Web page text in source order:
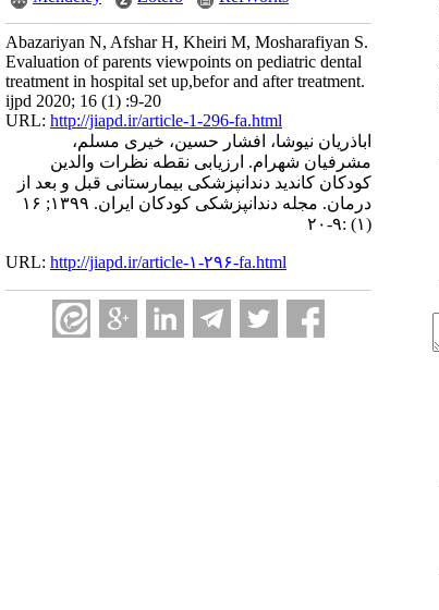
Abazariyan N, Afshar H, Kheiri M, Mosharafiyan S.
Evaluation of parents viewpoints on pediatric dental
treatment in hospital set up,befor and after treatment.
ijpd 2020; 16 (1) :9-20
URL: http://jiapd.ir/article-1-296-fa.html
اباذریان نیوشا، افشار حسین، خیری مسلم،
مشرفیان شهرام. ارزیابی نقطه نظرات والدین
کودکان کاندید دندانپزشکی بیمارستانی قبل و بعد از
درمان. مجله دندانپزشکی کودکان ایران. ۱۳۹۹; ۱۶
(۱) :۹-۲۰
URL: http://jiapd.ir/article-۱-۲۹۶-fa.html